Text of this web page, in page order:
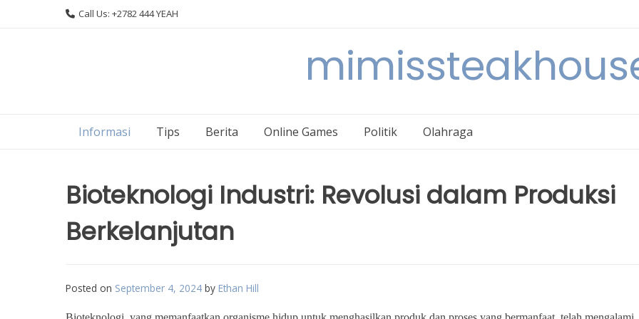
Call Us: +2782 444 YEAH
Informasi Tips Berita Online Games Politik Olahraga
Bioteknologi Industri: Revolusi dalam Produksi
Berkelanjutan
Posted on September 4, 2024 by Ethan Hill